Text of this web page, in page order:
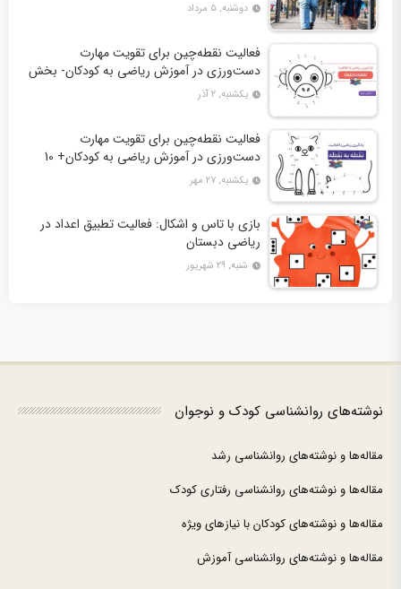
دوشنبه, ۵ مرداد
فعالیت نقطه‌چین برای تقویت مهارت
دست‌ورزی در آموزش ریاضی به کودکان- بخش
دوم + 10 کاربرگ فعالیت
یکشنبه, ۲ آذر
فعالیت نقطه‌چین برای تقویت مهارت
دست‌ورزی در آموزش ریاضی به کودکان+ 10
کاربرگ فعالیت
یکشنبه, ۲۷ مهر
بازی با تاس و اشکال: فعالیت تطبیق اعداد در
ریاضی دبستان
شنبه, ۲۹ شهریور
نوشته‌های روانشناسی کودک و نوجوان
مقاله‌ها و نوشته‌های روانشناسی رشد
مقاله‌ها و نوشته‌های روانشناسی رفتاری کودک
مقاله‌ها و نوشته‌های کودکان با نیازهای ویژه
مقاله‌ها و نوشته‌های روانشناسی آموزش